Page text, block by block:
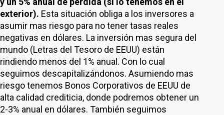
exterior). Esta situación obliga a los inversores a
asumir mas riesgo para no tener tasas reales
negativas en dólares. La inversión mas segura del
mundo (Letras del Tesoro de EEUU) están
rindiendo menos del 1% anual. Con lo cual
seguimos descapitalizándonos. Asumiendo mas
riesgo tenemos Bonos Corporativos de EEUU de
alta calidad crediticia, donde podremos obtener un
2-3% anual en dólares. También seguimos